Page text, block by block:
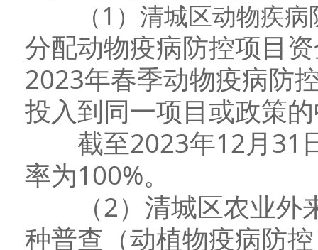
（1） 清城区动物疾病
分配动物疫病防控项目
2023年春季动物疫病防
投入到同一项目或政策
截至2023年12月31
率为100%。
（2）清城区农业外
种普查（动植物疫病防